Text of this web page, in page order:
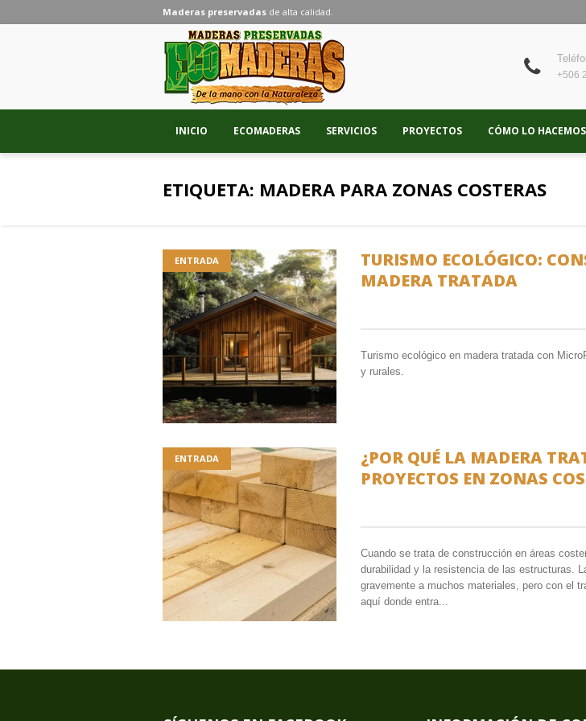
Maderas preservadas de alta calidad.
+506
INICIO ECOMADERAS SERVICIOS PROYECTOS CÓMO LO HACEMOS
ETIQUETA: MADERA PARA ZONAS COSTERAS
ENTRADA
TURISMO ECOLÓGICO:
MADERA TRATADA
Turismo ecológico en madera tratada con
y rurales.
ENTRADA
¿POR QUÉ LA MADERA
PROYECTOS EN ZONAS
Cuando se trata de construcción en áreas
durabilidad y la resistencia de las estructuras.
gravemente a muchos materiales, pero con el
aquí donde entra...